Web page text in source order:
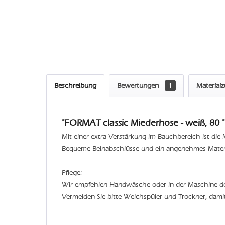
Beschreibung Bewertungen 1
"FORMAT classic Miederhose - weiß, 80 "
Mit einer extra Verstärkung im Bauchbereich ist die
Bequeme Beinabschlüsse und ein angenehmes
Pflege:
Wir empfehlen Handwäsche oder in der Maschine
Vermeiden Sie bitte Weichspüler und Trockner,